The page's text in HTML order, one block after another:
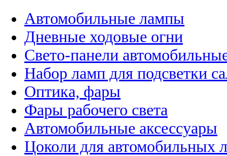
Автомобильные лампы
Дневные ходовые огни
Свето-панели
Набор ламп для подсветки
Оптика, фары
Фары рабочего света
Автомобильные аксессуары
Цоколи для автомобильных